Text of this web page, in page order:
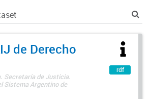
de Derecho
Secretaría de Justicia.
Sistema Argentino de
rdf